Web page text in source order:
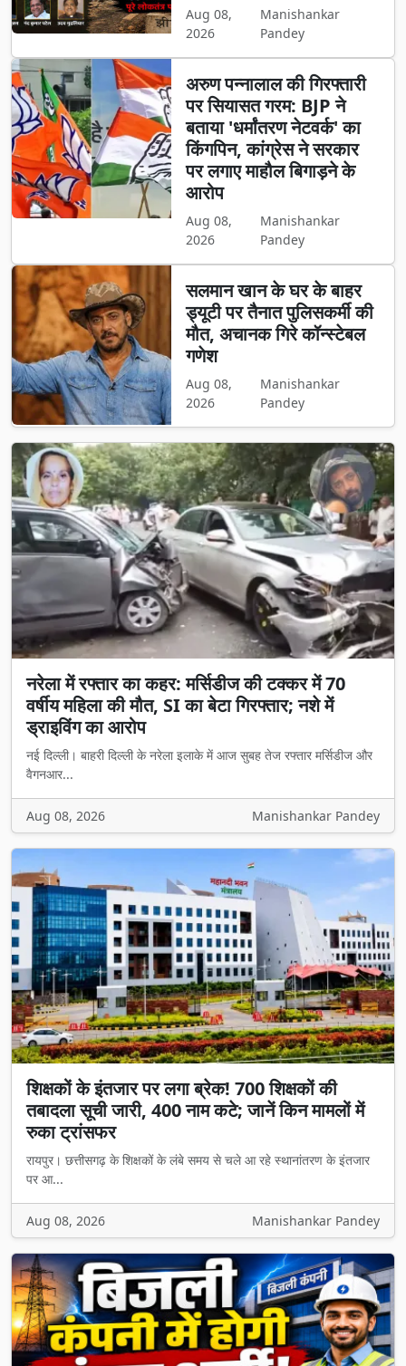
Aug 08,
2026
Manishankar
Pandey
अरुण पन्नालाल की गिरफ्तारी
पर सियासत गरम: BJP ने
बताया 'धर्मांतरण नेटवर्क' का
किंगपिन, कांग्रेस ने सरकार
पर लगाए माहौल बिगाड़ने के
आरोप
Aug 08,
2026
Manishankar
Pandey
सलमान खान के घर के बाहर
ड्यूटी पर तैनात पुलिसकर्मी की
मौत, अचानक गिरे कॉन्स्टेबल
गणेश
Aug 08,
2026
Manishankar
Pandey
नरेला में रफ्तार का कहर: मर्सिडीज की टक्कर में 70
वर्षीय महिला की मौत, SI का बेटा गिरफ्तार; नशे में
ड्राइविंग का आरोप
नई दिल्ली। बाहरी दिल्ली के नरेला इलाके में आज सुबह तेज रफ्तार मर्सिडीज और
वैगनआर...
Aug 08, 2026 Manishankar Pandey
शिक्षकों के इंतजार पर लगा ब्रेक! 700 शिक्षकों की
तबादला सूची जारी, 400 नाम कटे; जानें किन मामलों में
रुका ट्रांसफर
रायपुर। छत्तीसगढ़ के शिक्षकों के लंबे समय से चले आ रहे स्थानांतरण के इंतजार
पर आ...
Aug 08, 2026 Manishankar Pandey